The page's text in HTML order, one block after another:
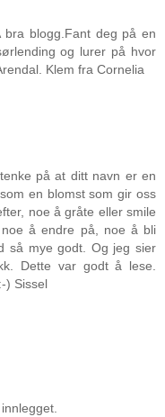
blogg.Fant deg på en
og lurer på hvor
Klem fra Cornelia
på at ditt navn er en
en blomst som gir oss
noe å gråte eller smile
å endre på, noe å bli
så mye godt. Og jeg sier
Dette var godt å lese.
) Sissel